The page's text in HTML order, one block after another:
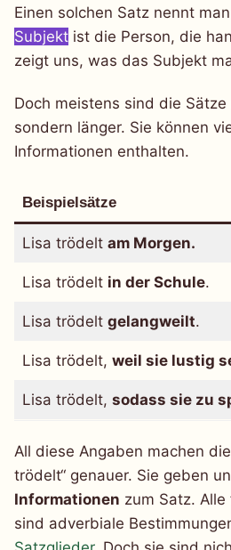
Einen solchen Satz nennt man
Subjekt ist die Person, die
zeigt uns, was das Subjekt
Doch meistens sind die
sondern länger. Sie können
Informationen enthalten.
Beispielsätze
Lisa trödeltam Morgen.
Lisa trödelt in der Schule.
Lisa trödeltgelangweilt.
Lisa trödelt,weil sie lustig
Lisa trödelt,sodass sie zu
All diese Angaben machen
trödelt“ genauer. Sie geben
Informationen zum Satz.
sind adverbiale